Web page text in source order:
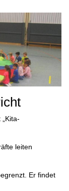
leiten
Er findet